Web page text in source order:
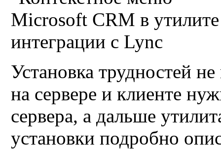
Установка трудностей
на сервере и клиенте
сервера, а дальше
установки подробно